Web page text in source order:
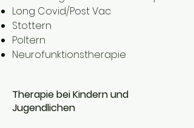
Long Covid/Post Vac
Stottern
Poltern
Neurofunktionstherapie
Therapie bei Kindern und
Jugendlichen